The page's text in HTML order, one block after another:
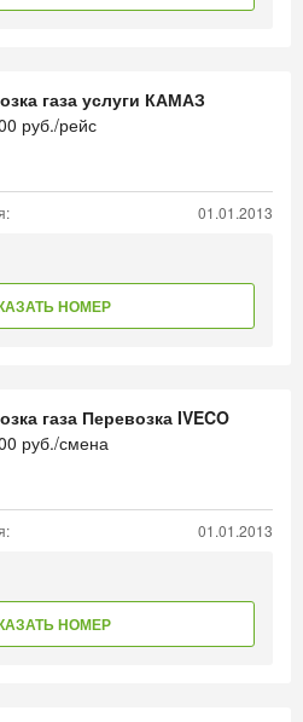
газа услуги КАМАЗ
руб./рейс
01.01.2013
НОМЕР
газа Перевозка IVECO
руб./смена
01.01.2013
НОМЕР